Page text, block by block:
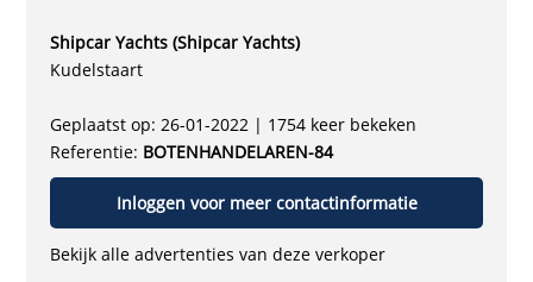
Shipcar Yachts (Shipcar Yachts)
Kudelstaart
Geplaatst op: 26-01-2022 | 1754 keer bekeken
Referentie: BOTENHANDELAREN-84
Inloggen voor meer contactinformatie
Bekijk alle advertenties van deze verkoper